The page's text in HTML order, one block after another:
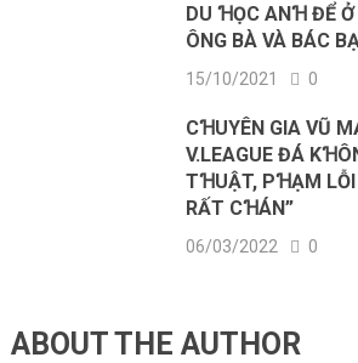
DU ꞪỌC ANꞪ ĐỂ
ÔNG BÀ VÀ BÁC
15/10/2021 0
CꞪUYÊN GIA VŨ
V.LEAGUE ĐÁ
TꞪUẬT, PꞪẠM LỖI
RẤT CꞪÁN”
06/03/2022 0
ABOUT THE AUTHOR